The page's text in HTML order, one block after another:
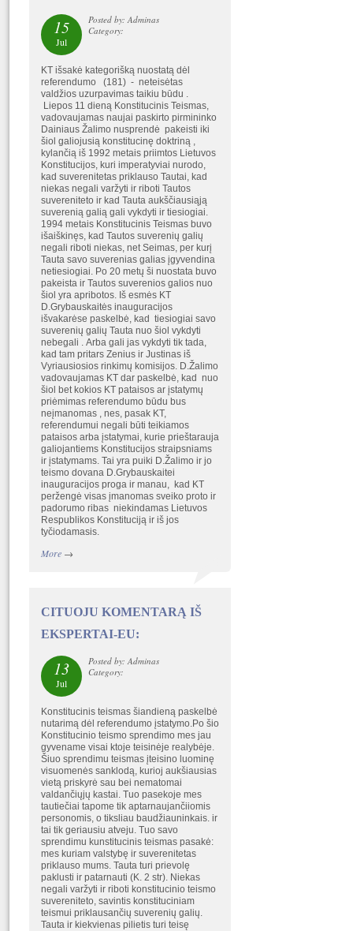
15
Jul
Posted by: Adminas
Category:
KT išsakė kategorišką nuostatą dėl
referendumo (181) - neteisėtas
valdžios uzurpavimas taikiu būdu .
Liepos 11 dieną Konstitucinis Teismas,
vadovaujamas naujai paskirto pirmininko
Dainiaus Žalimo nusprendė pakeisti iki
šiol galiojusią konstitucinę doktriną ,
kylančią iš 1992 metais priimtos Lietuvos
Konstitucijos, kuri imperatyviai nurodo,
kad suverenitetas priklauso Tautai, kad
niekas negali varžyti ir riboti Tautos
suvereniteto ir kad Tauta aukščiausiąją
suverenią galią gali vykdyti ir tiesiogiai.
1994 metais Konstitucinis Teismas buvo
išaiškinęs, kad Tautos suverenių galių
negali riboti niekas, net Seimas, per kurį
Tauta savo suverenias galias įgyvendina
netiesiogiai. Po 20 metų ši nuostata buvo
pakeista ir Tautos suverenios galios nuo
šiol yra apribotos. Iš esmės KT
D.Grybauskaitės inauguracijos
išvakarėse paskelbė, kad tiesiogiai savo
suverenių galių Tauta nuo šiol vykdyti
nebegali . Arba gali jas vykdyti tik tada,
kad tam pritars Zenius ir Justinas iš
Vyriausiosios rinkimų komisijos. D.Žalimo
vadovaujamas KT dar paskelbė, kad nuo
šiol bet kokios KT pataisos ar įstatymų
priėmimas referendumo būdu bus
neįmanomas , nes, pasak KT,
referendumui negali būti teikiamos
pataisos arba įstatymai, kurie prieštarauja
galiojantiems Konstitucijos straipsniams
ir įstatymams. Tai yra puiki D.Žalimo ir jo
teismo dovana D.Grybauskaitei
inauguracijos proga ir manau, kad KT
peržengė visas įmanomas sveiko proto ir
padorumo ribas niekindamas Lietuvos
Respublikos Konstituciją ir iš jos
tyčiodamasis.
More→
CITUOJU KOMENTARĄ IŠ
EKSPERTAI-EU:
13
Jul
Posted by: Adminas
Category:
Konstitucinis teismas šiandieną paskelbė
nutarimą dėl referendumo įstatymo.Po šio
Konstitucinio teismo sprendimo mes jau
gyvename visai ktoje teisinėje realybėje.
Šiuo sprendimu teismas įteisino luominę
visuomenės sanklodą, kurioj aukšiausias
vietą priskyrė sau bei nematomai
valdančiųjų kastai. Tuo pasekoje mes
tautiečiai tapome tik aptarnaujančiiomis
personomis, o tiksliau baudžiauninkais. ir
tai tik geriausiu atveju. Tuo savo
sprendimu kunstitucinis teismas pasakė:
mes kuriam valstybę ir suverenitetas
priklauso mums. Tauta turi prievolę
paklusti ir patarnauti (K. 2 str). Niekas
negali varžyti ir riboti konstitucinio teismo
suvereniteto, savintis konstituciniam
teismui priklausančių suverenių galių.
Tauta ir kiekvienas pilietis turi teisę